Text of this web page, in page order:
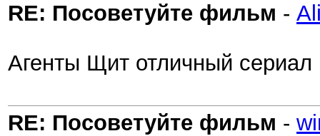
RE: Посоветуйте фильм -
Агенты Щит отличный сериал
RE: Посоветуйте фильм -